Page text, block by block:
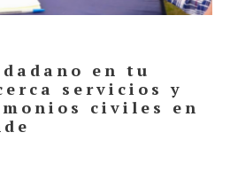
en tu
servicios y
civiles en